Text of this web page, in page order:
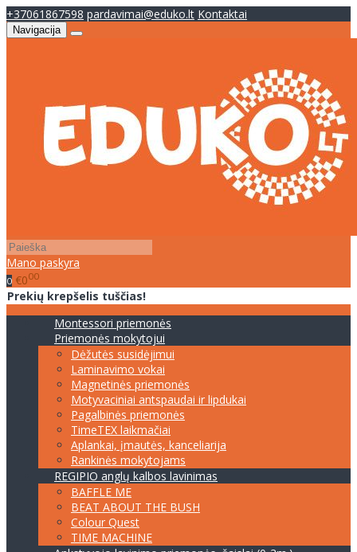
+37061867598 pardavimai@eduko.lt Kontaktai
Navigacija
Mano paskyra
0 €000
Prekių krepšelis tuščias!
Montessori priemonės
Priemonės mokytojui
Dėžutės susidėjimui
Laminavimo vokai
Magnetinės priemonės
Motyvaciniai antspaudai ir lipdukai
Pagalbinės priemonės
TimeTEX laikmačiai
Aplankai, įmautės, kanceliarija
Rankinės mokytojams
REGIPIO anglų kalbos lavinimas
BAFFLE ME
BEAT ABOUT THE BUSH
Colour Quest
TIME MACHINE